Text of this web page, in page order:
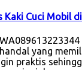
Kaki Cuci Mobil
yang
praktis